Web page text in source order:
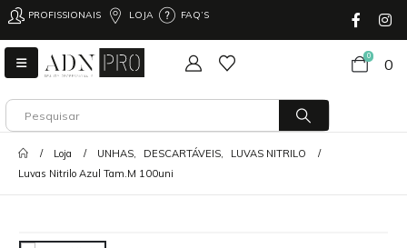
PROFISSIONAIS LOJA FAQ’S
0 0
Loja UNHAS, DESCARTÁVEIS,
LUVAS NITRILO
Luvas Nitrilo Azul Tam.M 100uni